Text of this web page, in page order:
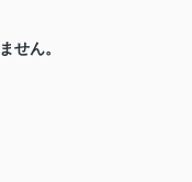
せん。